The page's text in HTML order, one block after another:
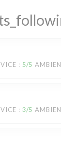
: 5/5
: 3/5